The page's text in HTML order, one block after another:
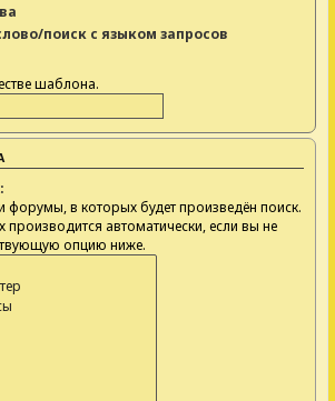
поиск с языком запросов
шаблона.
в которых будет произведён поиск.
автоматически, если вы не
опцию ниже.